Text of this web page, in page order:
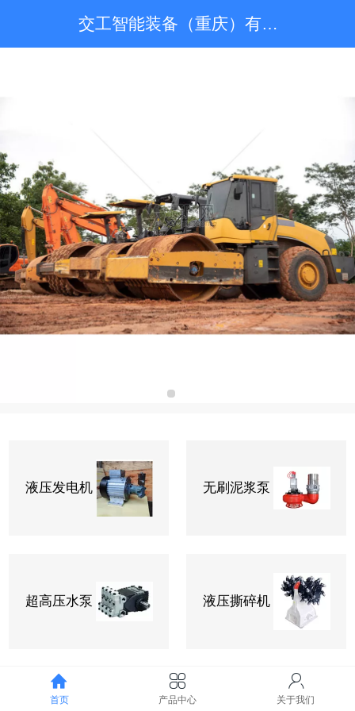
交工智能装备（重庆）有限公司
液压发电机 无刷泥浆泵
超高压水泵 液压撕碎机
关于我们
首页 产品中心 关于我们